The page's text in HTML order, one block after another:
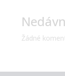
Žádné